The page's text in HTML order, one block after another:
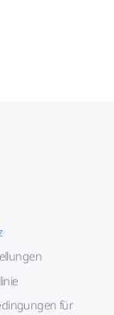
für